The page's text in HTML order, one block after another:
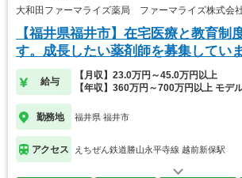
大和田ファーマライズ薬局 ファーマライズ株式会
【福井県福井市】在宅医療と教育制
す。成長したい薬剤師を募集してい
給与
【月収】23.0万円～45.0万円以上
【年収】360万円～700万円以上 モデ
勤務地 福井県 福井市
アクセス えちぜん鉄道勝山永平寺線 越前新保駅